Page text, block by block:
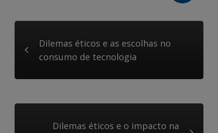
Dilemas éticos e as escolhas no
consumo de tecnologia
Dilemas éticos e o impacto na